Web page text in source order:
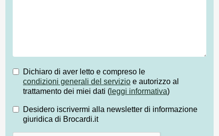
Dichiaro di aver letto e compreso le
condizioni generali del servizio e autorizzo al
trattamento dei miei dati ( leggi informativa)
Desidero iscrivermi alla newsletter di informazione
giuridica di Brocardi.it